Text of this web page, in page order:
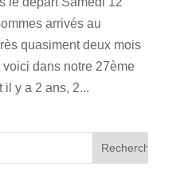
arrivés au
quasiment deux mois
dans notre 27ème
il y a 2 ans, 2...